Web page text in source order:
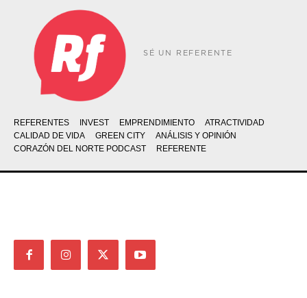
SÉ UN REFERENTE
REFERENTES INVEST EMPRENDIMIENTO
ATRACTIVIDAD
CALIDAD DE VIDA
GREEN CITY
ANÁLISIS Y OPINIÓN
CORAZÓN DEL NORTE PODCAST
REFERENTE